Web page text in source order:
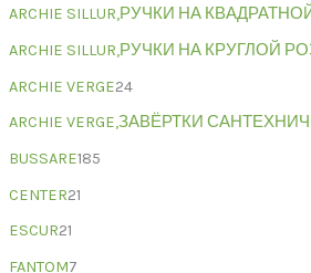
ARCHIE SILLUR,РУЧКИ НА
ARCHIE SILLUR,РУЧКИ НА КРУГЛОЙ
ARCHIE VERGE24
ARCHIE VERGE,ЗАВЁРТКИ
BUSSARE185
CENTER21
ESCUR21
FANTOM7